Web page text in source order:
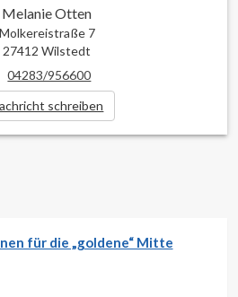
Melanie Otten
Molkereistraße 7
27412 Wilstedt
04283/956600
schreiben
für die „goldene“ Mitte